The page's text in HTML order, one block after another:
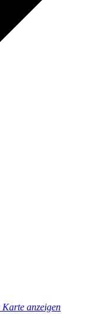
Karte anzeigen